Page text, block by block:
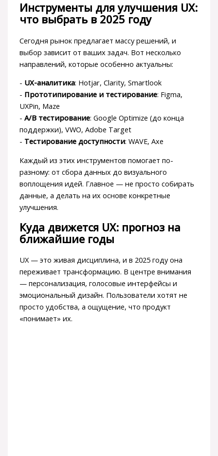
Инструменты для улучшения UX:
что выбрать в 2025 году
Сегодня рынок предлагает массу решений, и
выбор зависит от ваших задач. Вот несколько
направлений, которые особенно актуальны:
- UX-аналитика: Hotjar, Clarity, Smartlook
- Прототипирование и тестирование: Figma,
UXPin, Maze
- A/B тестирование: Google Optimize (до конца
поддержки), VWO, Adobe Target
- Тестирование доступности: WAVE, Axe
Каждый из этих инструментов помогает по-
разному: от сбора данных до визуального
воплощения идей. Главное — не просто собирать
данные, а делать на их основе конкретные
улучшения.
Куда движется UX: прогноз на
ближайшие годы
UX — это живая дисциплина, и в 2025 году она
переживает трансформацию. В центре внимания
— персонализация, голосовые интерфейсы и
эмоциональный дизайн. Пользователи хотят не
просто удобства, а ощущение, что продукт
«понимает» их.